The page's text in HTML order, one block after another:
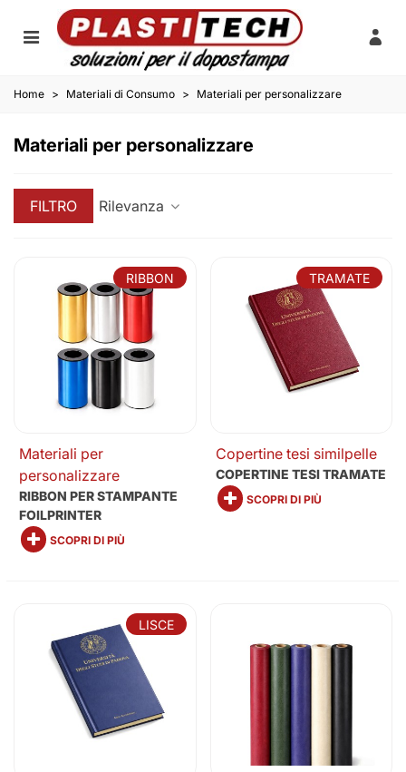
Home > Materiali di Consumo > Materiali per personalizzare
Materiali per personalizzare
FILTRO Rilevanza
RIBBON
Materiali per
personalizzare
RIBBON PER STAMPANTE
FOILPRINTER
SCOPRI DI PIÙ
TRAMATE
Copertine tesi similpelle
COPERTINE TESI TRAMATE
SCOPRI DI PIÙ
LISCE